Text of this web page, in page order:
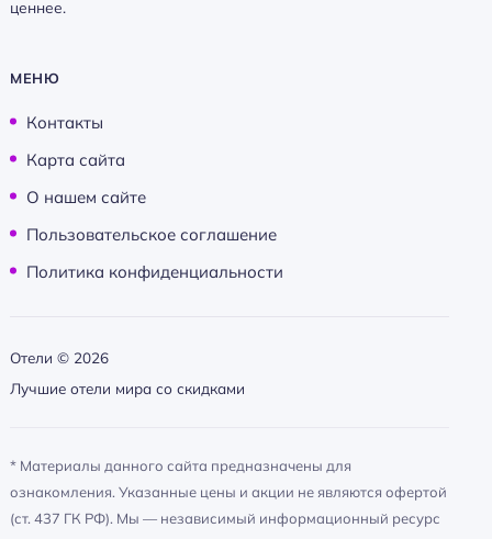
ценнее.
МЕНЮ
Контакты
Карта сайта
О нашем сайте
Пользовательское соглашение
Политика конфиденциальности
Отели © 2026
Лучшие отели мира со скидками
* Материалы данного сайта предназначены для
ознакомления. Указанные цены и акции не являются офертой
(ст. 437 ГК РФ). Мы — независимый информационный ресурс